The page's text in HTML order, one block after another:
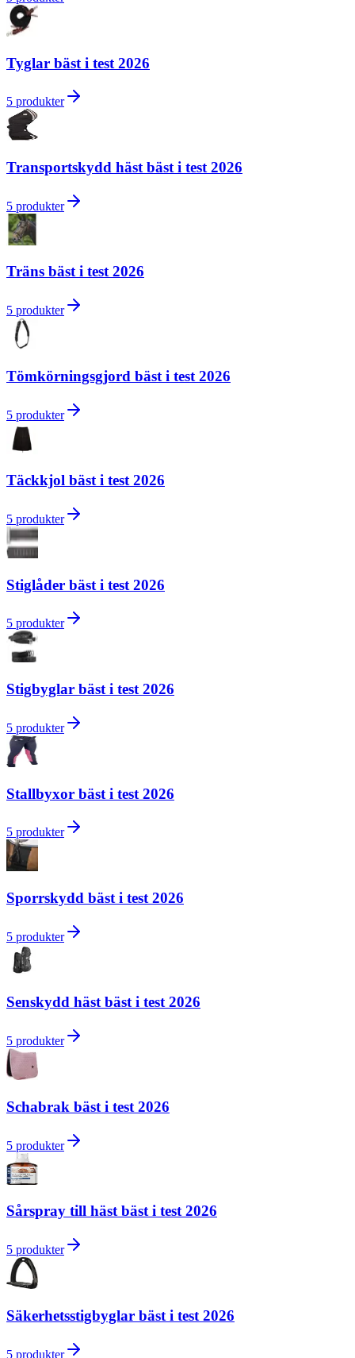
Tyglar bäst i test 2026
5 produkter
Transportskydd häst bäst i test 2026
5 produkter
Träns bäst i test 2026
5 produkter
Tömkörningsgjord bäst i test 2026
5 produkter
Täckkjol bäst i test 2026
5 produkter
Stiglåder bäst i test 2026
5 produkter
Stigbyglar bäst i test 2026
5 produkter
Stallbyxor bäst i test 2026
5 produkter
Sporrskydd bäst i test 2026
5 produkter
Senskydd häst bäst i test 2026
5 produkter
Schabrak bäst i test 2026
5 produkter
Sårspray till häst bäst i test 2026
5 produkter
Säkerhetsstigbyglar bäst i test 2026
5 produkter